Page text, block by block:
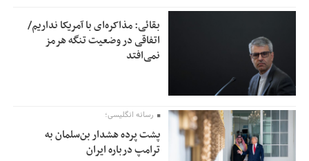
بقائی: مذاکره‌ای با آمریکا نداریم/
اتفاقی در وضعیت تنگه هرمز
نمی‌افتد
رسانه انگلیسی؛
پشت پرده هشدار بن‌سلمان به
ترامپ درباره ایران